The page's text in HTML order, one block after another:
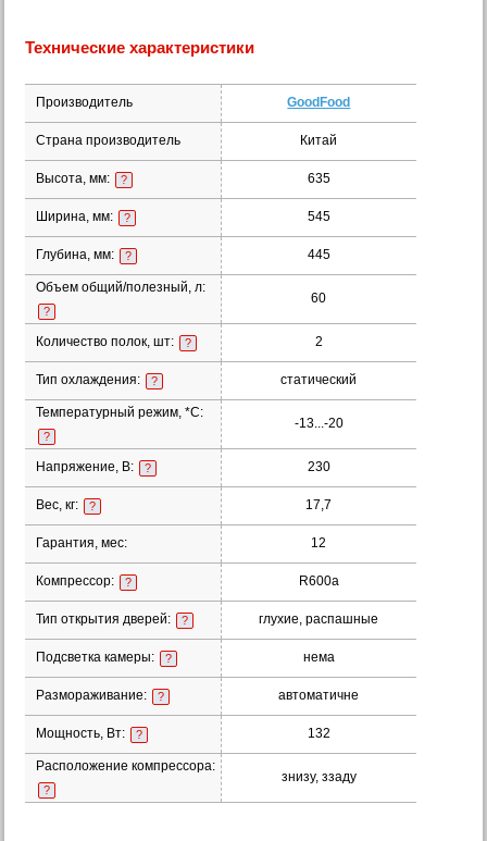
Технические характеристики
Производитель GoodFood
Страна производитель Китай
Высота, мм: ? 635
Ширина, мм: ? 545
Глубина, мм: ? 445
Объем общий/полезный, л:
?
60
Количество полок, шт: ? 2
Тип охлаждения: ? статический
Температурный режим, *С:
?
-13...-20
Напряжение, В: ? 230
Вес, кг: ? 17,7
Гарантия, мес: 12
Компрессор: ? R600а
Тип открытия дверей: ? глухие, распашные
Подсветка камеры: ? нема
Размораживание: ? автоматичне
Мощность, Вт: ? 132
Расположение компрессора:
?
знизу, ззаду